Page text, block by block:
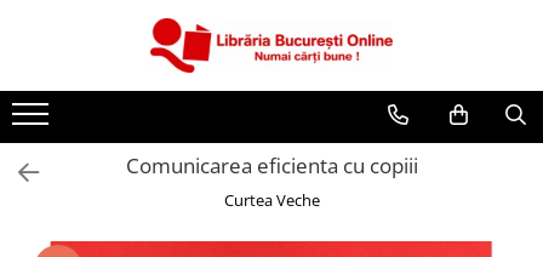
Artă și Enciclopedii
Beletristică
Cărți pentru copii
Comunicarea eficienta cu copiii
Curtea Veche